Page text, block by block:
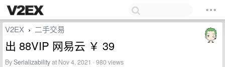
V2EX › 二手交易
出 88VIP 网易云 ￥ 39
BySerializabilityat Nov 4, 2021 · 980 views